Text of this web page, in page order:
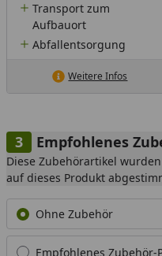
Transport zum
Aufbauort
Abfallentsorgung
Weitere Infos
Empfohlenes
Diese Zubehörartikel
auf dieses Produkt
Ohne Zubehör
Empfohlenes Zubehör-